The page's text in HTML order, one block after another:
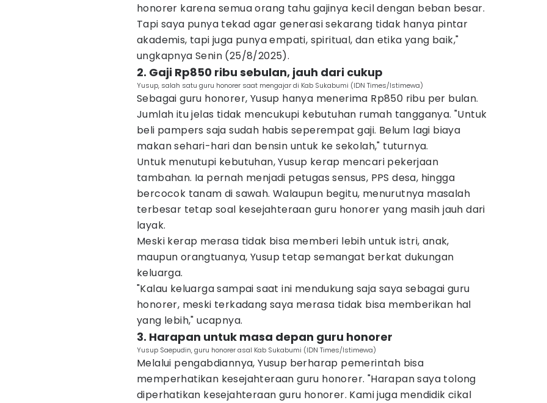
honorer karena semua orang tahu gajinya kecil dengan beban besar.
Tapi saya punya tekad agar generasi sekarang tidak hanya pintar
akademis, tapi juga punya empati, spiritual, dan etika yang baik,"
ungkapnya Senin (25/8/2025).
2. Gaji Rp850 ribu sebulan, jauh dari cukup
Yusup, salah satu guru honorer saat mengajar di Kab Sukabumi (IDN Times/Istimewa)
Sebagai guru honorer, Yusup hanya menerima Rp850 ribu per bulan.
Jumlah itu jelas tidak mencukupi kebutuhan rumah tangganya. "Untuk
beli pampers saja sudah habis seperempat gaji. Belum lagi biaya
makan sehari-hari dan bensin untuk ke sekolah," tuturnya.
Untuk menutupi kebutuhan, Yusup kerap mencari pekerjaan
tambahan. Ia pernah menjadi petugas sensus, PPS desa, hingga
bercocok tanam di sawah. Walaupun begitu, menurutnya masalah
terbesar tetap soal kesejahteraan guru honorer yang masih jauh dari
layak.
Meski kerap merasa tidak bisa memberi lebih untuk istri, anak,
maupun orangtuanya, Yusup tetap semangat berkat dukungan
keluarga.
"Kalau keluarga sampai saat ini mendukung saja saya sebagai guru
honorer, meski terkadang saya merasa tidak bisa memberikan hal
yang lebih," ucapnya.
3. Harapan untuk masa depan guru honorer
Yusup Saepudin, guru honorer asal Kab Sukabumi (IDN Times/Istimewa)
Melalui pengabdiannya, Yusup berharap pemerintah bisa
memperhatikan kesejahteraan guru honorer. "Harapan saya tolong
diperhatikan kesejahteraan guru honorer. Kami juga mendidik cikal